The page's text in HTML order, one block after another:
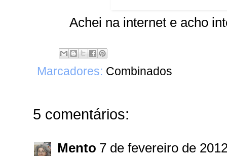
Achei na internet e acho
Marcadores: Combinados
5 comentários:
Mento 7 de fevereiro de